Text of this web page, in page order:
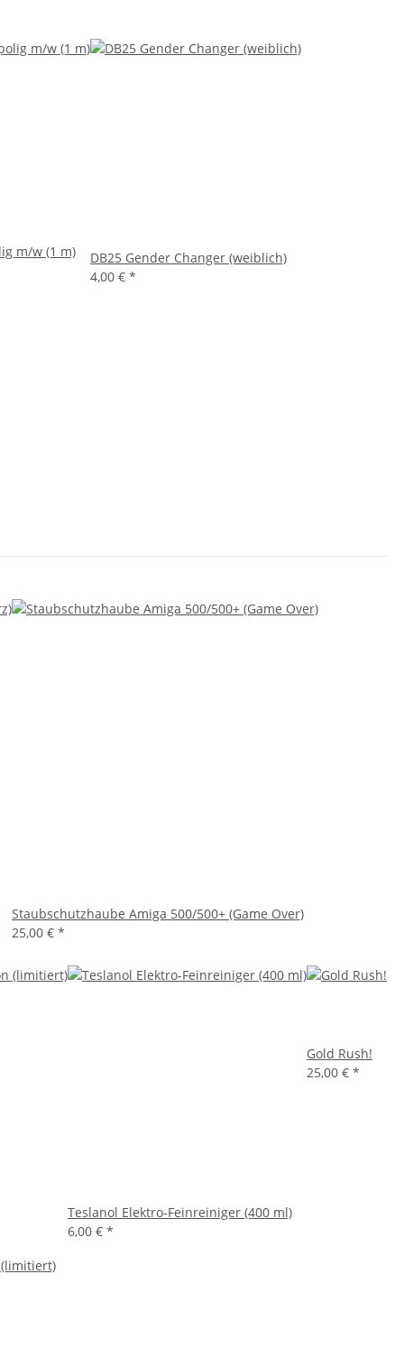
m/w (1 m)
DB25 Gender Changer (weiblich)
4,00 € *
Staubschutzhaube Amiga 500/500+ (Game Over)
25,00 € *
(limitiert)
Teslanol Elektro-Feinreiniger (400 ml)
6,00 € *
Gold Rush!
25,00 € *